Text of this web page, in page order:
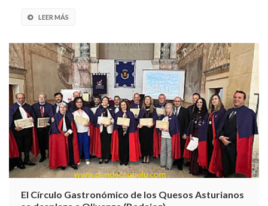
LEER MÁS
El Círculo Gastronómico de los Quesos Asturianos